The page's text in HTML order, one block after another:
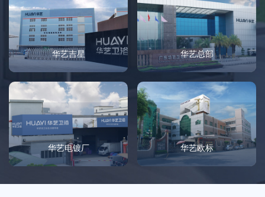
华艺吉星 华艺总部
华艺电镀厂 华艺欧标